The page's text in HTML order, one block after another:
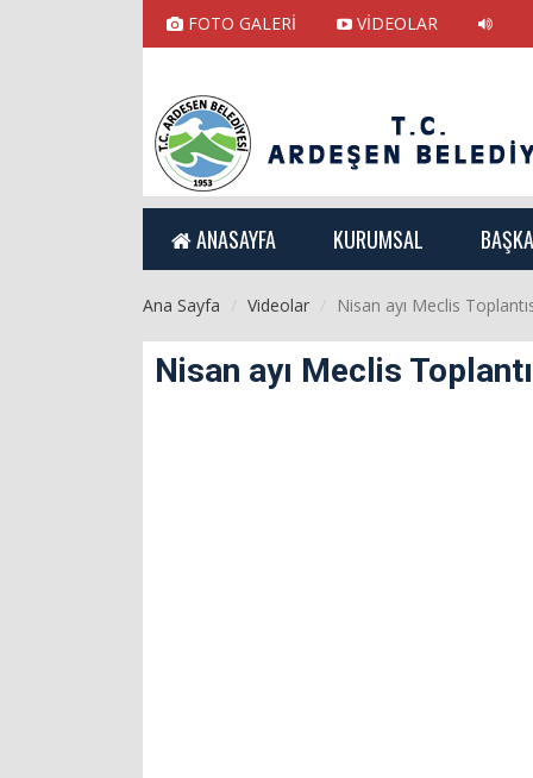
FOTO GALERİ VİDEOLAR
ANASAYFA KURUMSAL
Ana Sayfa Videolar Nisan ayı Meclis
Nisan ayı Meclis